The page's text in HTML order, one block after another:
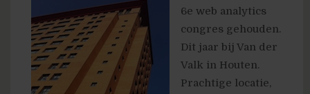
6e web analytics
congres gehouden.
Dit jaar bij Van der
Valk in Houten.
Prachtige locatie,